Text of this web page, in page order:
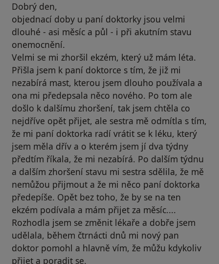
Dobrý den,
objednací doby u paní doktorky jsou velmi
dlouhé - asi měsíc a půl - i při akutním stavu
onemocnění.
Velmi se mi zhoršil ekzém, který už mám léta.
Přišla jsem k paní doktorce s tím, že již mi
nezabírá mast, kterou jsem dlouho používala a
ona mi předepsala něco nového. Po tom ale
došlo k dalšímu zhoršení, tak jsem chtěla co
nejdříve opět přijet, ale sestra mě odmítla s tím,
že mi paní doktorka radí vrátit se k léku, který
jsem měla dřív a o kterém jsem jí dva týdny
předtím říkala, že mi nezabírá. Po dalším týdnu
a dalším zhoršení stavu mi sestra sdělila, že mě
nemůžou přijmout a že mi něco paní doktorka
předepíše. Opět bez toho, že by se na ten
ekzém podívala a mám přijet za měsíc....
Rozhodla jsem se změnit lékaře a dobře jsem
udělala, během čtrnácti dnů mi nový pan
doktor pomohl a hlavně vím, že můžu kdykoliv
přijet a poradit se.